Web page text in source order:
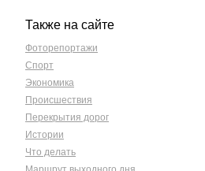
Также на сайте
Фоторепортажи
Спорт
Экономика
Происшествия
Перекрытия дорог
Истории
Что делать